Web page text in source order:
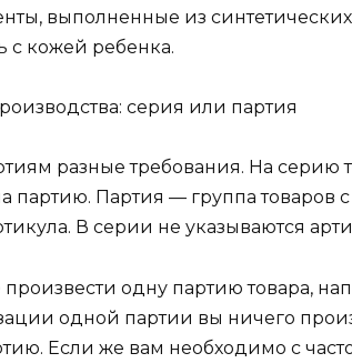
выполненные из
с кожей ребенка.
серия или партия
разные требования. На серию
партию. Партия — группа товаров
В серии не указываются
произвести одну партию товара,
одной партии вы ничего
Если же вам необходимо с